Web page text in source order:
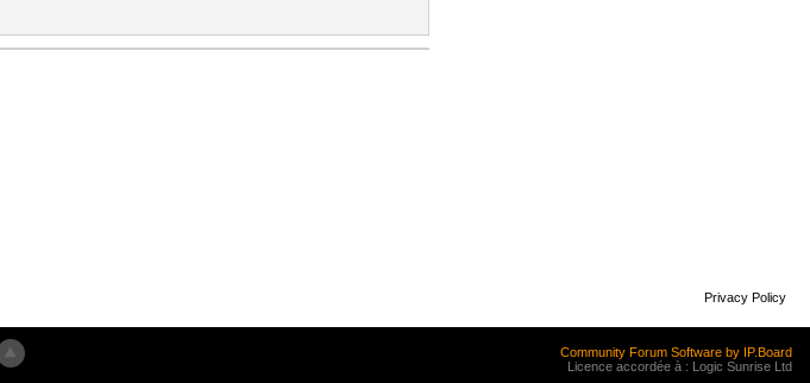
Privacy Policy
Community Forum Software by IP.Board
Licence accordée à : Logic Sunrise Ltd